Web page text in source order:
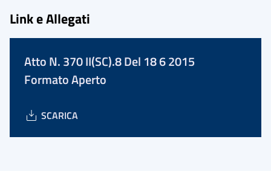
Link e Allegati
Atto N. 370 II(SC).8 Del 18 6 2015
Formato Aperto
SCARICA